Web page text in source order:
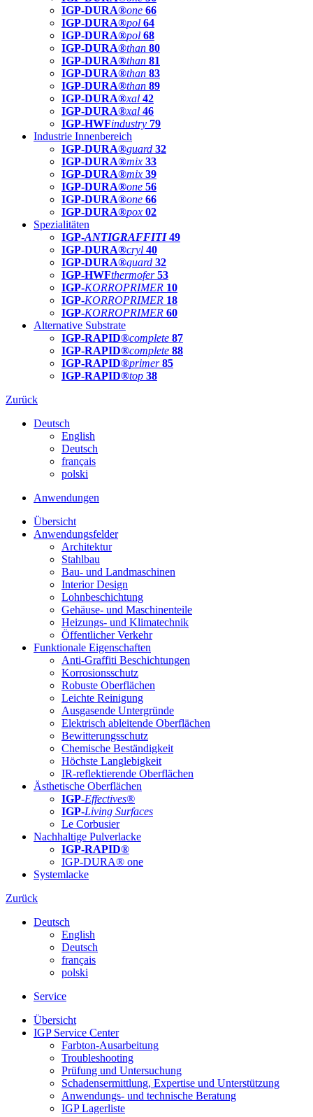
IGP-DURA®one 66
IGP-DURA®pol 64
IGP-DURA®pol 68
IGP-DURA®than 80
IGP-DURA®than 81
IGP-DURA®than 83
IGP-DURA®than 89
IGP-DURA®xal 42
IGP-DURA®xal 46
IGP-HWFindustry 79
Industrie Innenbereich
IGP-DURA®guard 32
IGP-DURA®mix 33
IGP-DURA®mix 39
IGP-DURA®one 56
IGP-DURA®one 66
IGP-DURA®pox 02
Spezialitäten
IGP-ANTIGRAFFITI49
IGP-DURA®cryl 40
IGP-DURA®guard 32
IGP-HWFthermofer 53
IGP-KORROPRIMER 10
IGP-KORROPRIMER 18
IGP-KORROPRIMER 60
Alternative Substrate
IGP-RAPID®complete 87
IGP-RAPID®complete 88
IGP-RAPID®primer 85
IGP-RAPID®top 38
Zurück
Deutsch
English
Deutsch
français
polski
Anwendungen
Übersicht
Anwendungsfelder
Architektur
Stahlbau
Bau- und Landmaschinen
Interior Design
Lohnbeschichtung
Gehäuse- und Maschinenteile
Heizungs- und Klimatechnik
Öffentlicher Verkehr
Funktionale Eigenschaften
Anti-Graffiti Beschichtungen
Korrosionsschutz
Robuste Oberflächen
Leichte Reinigung
Ausgasende Untergründe
Elektrisch ableitende Oberflächen
Bewitterungsschutz
Chemische Beständigkeit
Höchste Langlebigkeit
IR-reflektierende Oberflächen
Ästhetische Oberflächen
IGP-Effectives®
IGP-Living Surfaces
Le Corbusier
Nachhaltige Pulverlacke
IGP-RAPID®
IGP-DURA® one
Systemlacke
Zurück
Deutsch
English
Deutsch
français
polski
Service
Übersicht
IGP Service Center
Farbton-Ausarbeitung
Troubleshooting
Prüfung und Untersuchung
Schadensermittlung, Expertise und Unterstützung
Anwendungs- und technische Beratung
IGP Lagerliste